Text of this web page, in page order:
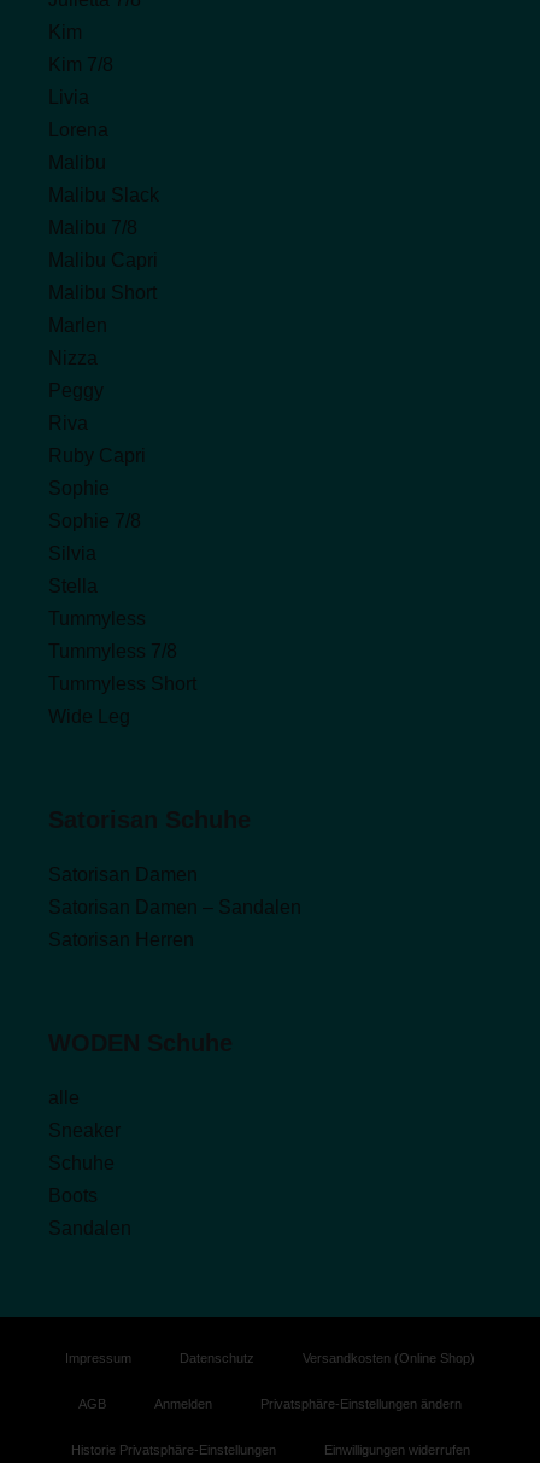
Kim
Kim 7/8
Livia
Lorena
Malibu
Malibu Slack
Malibu 7/8
Malibu Capri
Malibu Short
Marlen
Nizza
Peggy
Riva
Ruby Capri
Sophie
Sophie 7/8
Silvia
Stella
Tummyless
Tummyless 7/8
Tummyless Short
Wide Leg
Satorisan Damen
Satorisan Damen – Sandalen
Satorisan Herren
alle
Sneaker
Schuhe
Boots
Sandalen
Impressum Datenschutz Versandkosten (Online Shop)
AGB Anmelden Privatsphäre-Einstellungen ändern
Historie Privatsphäre-Einstellungen Einwilligungen widerrufen